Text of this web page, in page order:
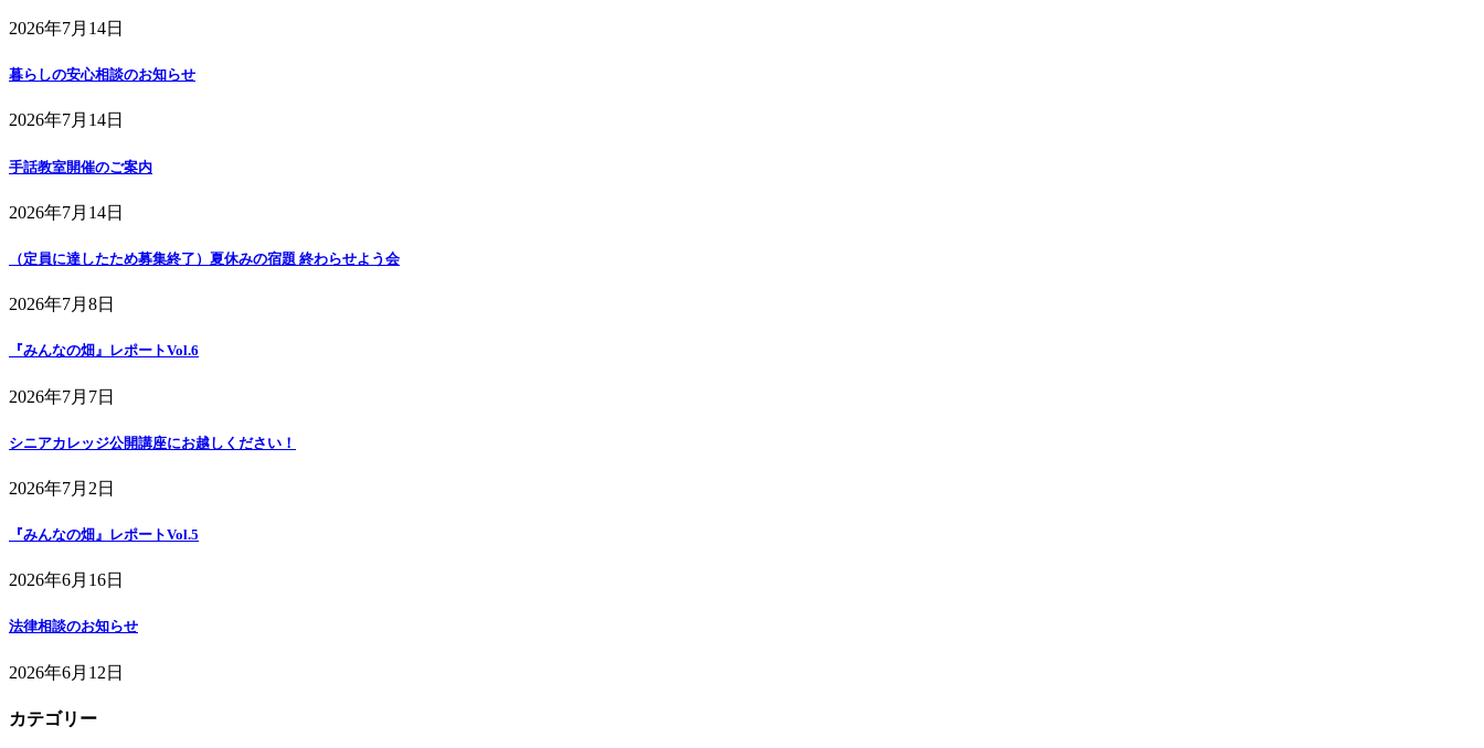
2026年7月14日
暮らしの安心相談のお知らせ
2026年7月14日
手話教室開催のご案内
2026年7月14日
（定員に達したため募集終了）夏休みの宿題 終わらせよう会
2026年7月8日
『みんなの畑』レポートVol.6
2026年7月7日
シニアカレッジ公開講座にお越しください！
2026年7月2日
『みんなの畑』レポートVol.5
2026年6月16日
法律相談のお知らせ
2026年6月12日
カテゴリー